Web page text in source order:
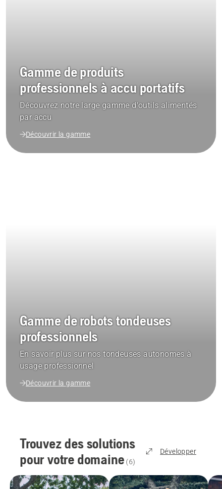
Gamme de produits
professionnels à accu portatifs
Découvrez notre large gamme d'outils alimentés
par accu
Découvrir la gamme
Gamme de robots tondeuses
professionnels
En savoir plus sur nos tondeuses autonomes à
usage professionnel
Découvrir la gamme
Trouvez des solutions
pour votre domaine (6)
Développer